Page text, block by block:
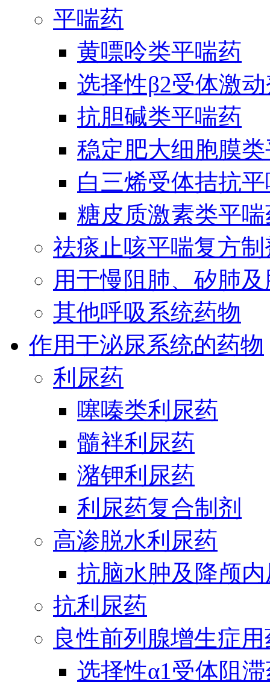
平喘药
黄嘌呤类平喘药
选择性β2受体激
抗胆碱类平喘药
稳定肥大细胞膜
白三烯受体拮抗
糖皮质激素类平
祛痰止咳平喘复方制
用于慢阻肺、矽肺
其他呼吸系统药物
作用于泌尿系统的药物
利尿药
噻嗪类利尿药
髓袢利尿药
潴钾利尿药
利尿药复合制剂
高渗脱水利尿药
抗脑水肿及降颅
抗利尿药
良性前列腺增生症
选择性α1受体阻